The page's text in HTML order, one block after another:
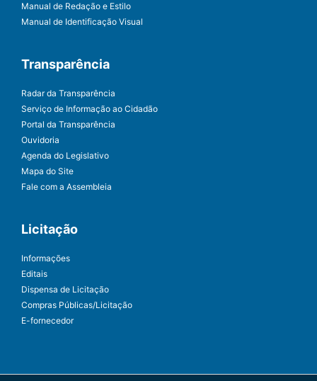
Manual de Redação e Estilo
Manual de Identificação Visual
Transparência
Radar da Transparência
Serviço de Informação ao Cidadão
Portal da Transparência
Ouvidoria
Agenda do Legislativo
Mapa do Site
Fale com a Assembleia
Licitação
Informações
Editais
Dispensa de Licitação
Compras Públicas/Licitação
E-fornecedor